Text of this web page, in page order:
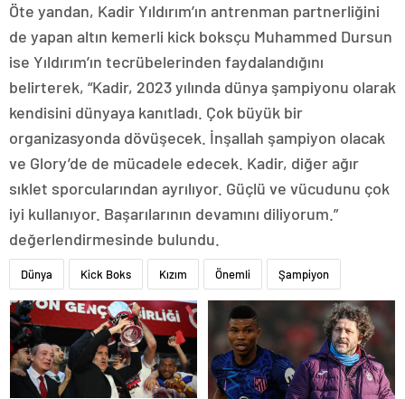
Öte yandan, Kadir Yıldırım’ın antrenman partnerliğini
de yapan altın kemerli kick boksçu Muhammed Dursun
ise Yıldırım’ın tecrübelerinden faydalandığını
belirterek, “Kadir, 2023 yılında dünya şampiyonu olarak
kendisini dünyaya kanıtladı. Çok büyük bir
organizasyonda dövüşecek. İnşallah şampiyon olacak
ve Glory’de de mücadele edecek. Kadir, diğer ağır
sıklet sporcularından ayrılıyor. Güçlü ve vücudunu çok
iyi kullanıyor. Başarılarının devamını diliyorum.”
değerlendirmesinde bulundu.
Dünya Kick Boks Kızım Önemli Şampiyon